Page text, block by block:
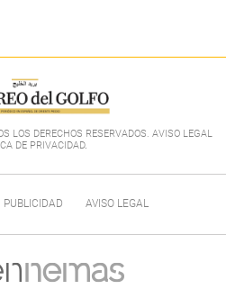
LOS DERECHOS RESERVADOS. AVISO LEGAL
DE PRIVACIDAD.
PUBLICIDAD AVISO LEGAL